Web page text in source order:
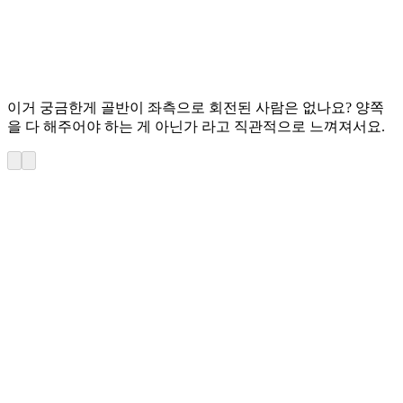
이거 궁금한게 골반이 좌측으로 회전된 사람은 없나요? 양쪽
을 다 해주어야 하는 게 아닌가 라고 직관적으로 느껴져서요.